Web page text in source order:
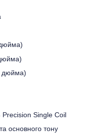
дюйма)
Precision Single Coil
основного тону